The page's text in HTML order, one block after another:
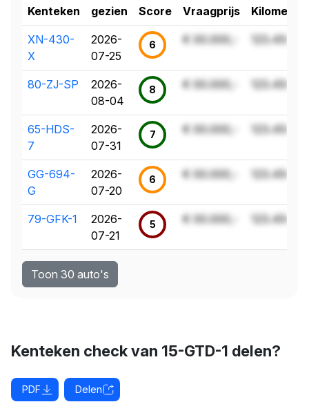
Kenteken
gezien
Score Vraagprijs
XN-430-
X
2026-
07-25
6 € 00.000,- 123.456 km
80-ZJ-SP
2026-
08-04
8 € 00.000,- 123.456 km
65-HDS-
7
2026-
07-31
7 € 00.000,- 123.456 km
GG-694-
G
2026-
07-20
6 € 00.000,- 123.456 km
79-GFK-1
2026-
07-21
5 € 00.000,- 123.456 km
Toon 30 auto's
Kenteken check van 15-GTD-1 delen?
PDF Delen